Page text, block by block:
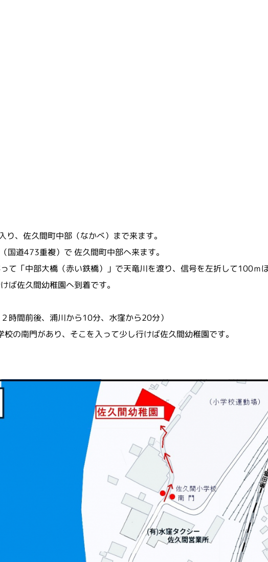
、佐久間町中部（なかべ）まで来ます。
道473重複）で 佐久間町中部へ来ます。
「中部大橋（赤い鉄橋）」で天竜川を渡り、信号を左折して100ｍ
ば佐久間幼稚園へ到着です。
間前後、浦川から10分、水窪から20分）
南門があり、そこを入って少し行けば佐久間幼稚園です。